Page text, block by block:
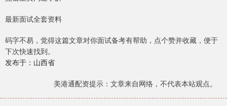
最新面试全套资料
码字不易，觉得这篇文章对你面试备考有帮助，点个赞并收藏，便于
下次快速找到。
发布于：山西省
美港通配资提示：文章来自网络，不代表本站观点。